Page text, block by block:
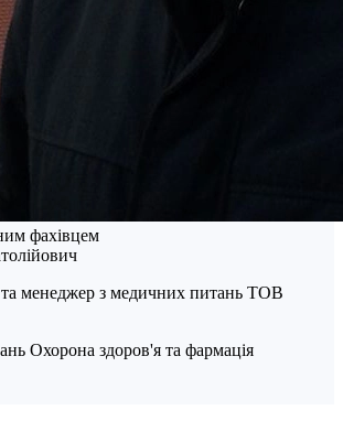
фахівцем
менеджер з медичних питань ТОВ
Охорона здоров'я та фармація